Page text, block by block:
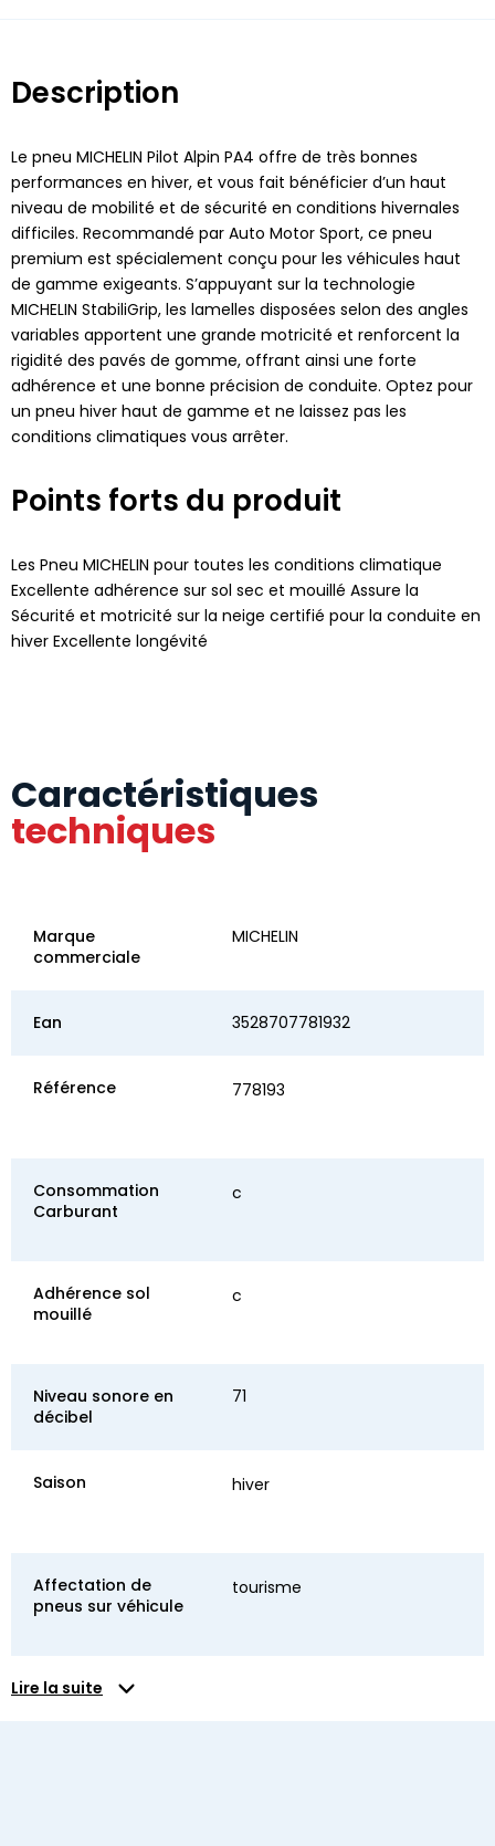
Description
Le pneu MICHELIN Pilot Alpin PA4 offre de très bonnes
performances en hiver, et vous fait bénéficier d’un haut
niveau de mobilité et de sécurité en conditions hivernales
difficiles. Recommandé par Auto Motor Sport, ce pneu
premium est spécialement conçu pour les véhicules haut
de gamme exigeants. S’appuyant sur la technologie
MICHELIN StabiliGrip, les lamelles disposées selon des angles
variables apportent une grande motricité et renforcent la
rigidité des pavés de gomme, offrant ainsi une forte
adhérence et une bonne précision de conduite. Optez pour
un pneu hiver haut de gamme et ne laissez pas les
conditions climatiques vous arrêter.
Points forts du produit
Les Pneu MICHELIN pour toutes les conditions climatique
Excellente adhérence sur sol sec et mouillé Assure la
Sécurité et motricité sur la neige certifié pour la conduite en
hiver Excellente longévité
Caractéristiques
techniques
Marque
commerciale
MICHELIN
Ean 3528707781932
Référence 778193
Consommation
Carburant
c
Adhérence sol
mouillé
c
Niveau sonore en
décibel
71
Saison hiver
Affectation de
pneus sur véhicule
tourisme
Lire la suite